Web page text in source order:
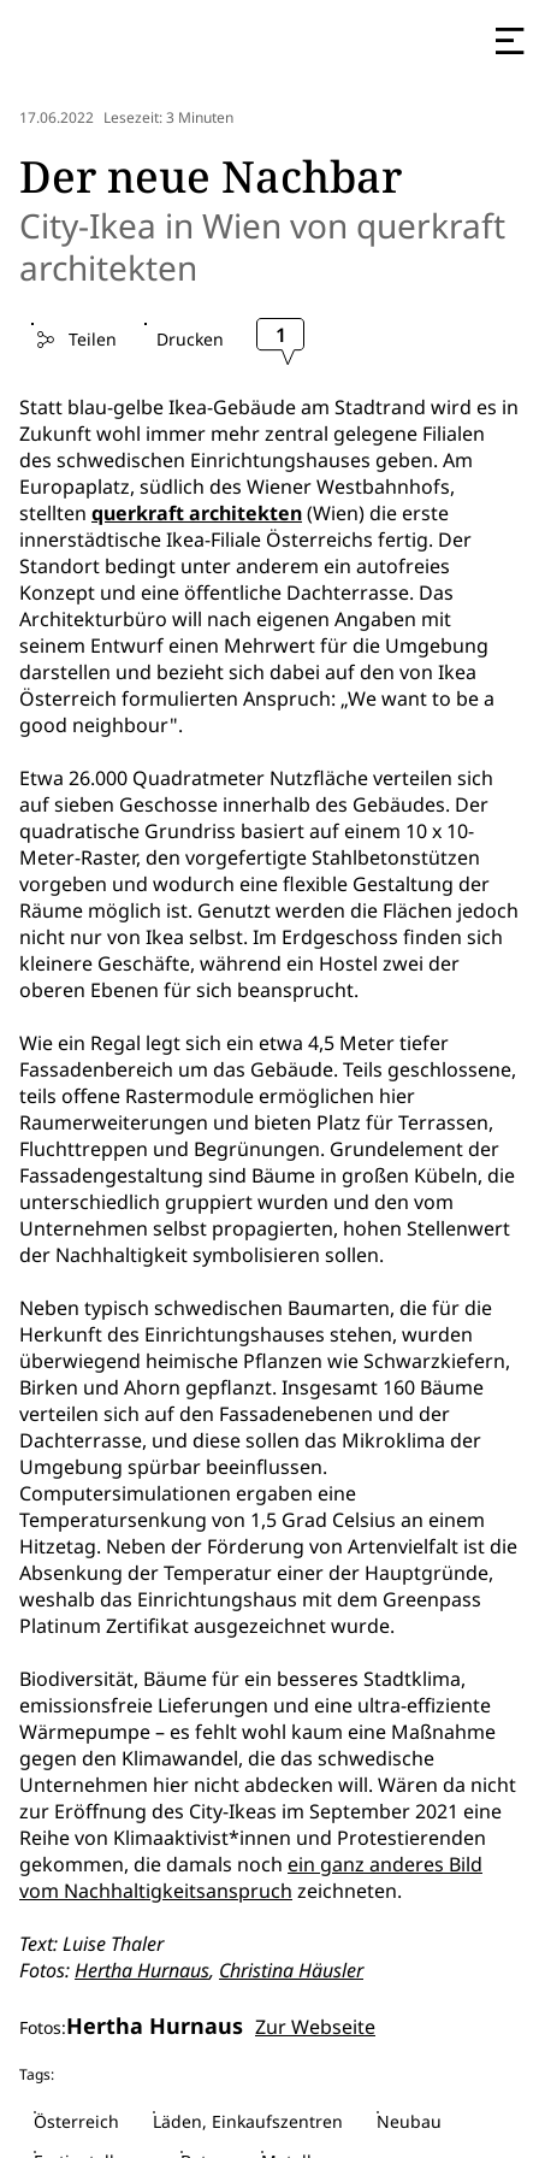
17.06.2022 Lesezeit: 3 Minuten
Der neue Nachbar
City-Ikea in Wien von querkraft
architekten
Teilen Drucken 1
Statt blau-gelbe Ikea-Gebäude am Stadtrand wird es in
Zukunft wohl immer mehr zentral gelegene Filialen
des schwedischen Einrichtungshauses geben. Am
Europaplatz, südlich des Wiener Westbahnhofs,
stellten querkraft architekten(Wien) die erste
innerstädtische Ikea-Filiale Österreichs fertig. Der
Standort bedingt unter anderem ein autofreies
Konzept und eine öffentliche Dachterrasse. Das
Architekturbüro will nach eigenen Angaben mit
seinem Entwurf einen Mehrwert für die Umgebung
darstellen und bezieht sich dabei auf den von Ikea
Österreich formulierten Anspruch: „We want to be a
good neighbour".
Etwa 26.000 Quadratmeter Nutzfläche verteilen sich
auf sieben Geschosse innerhalb des Gebäudes. Der
quadratische Grundriss basiert auf einem 10 x 10-
Meter-Raster, den vorgefertigte Stahlbetonstützen
vorgeben und wodurch eine flexible Gestaltung der
Räume möglich ist. Genutzt werden die Flächen jedoch
nicht nur von Ikea selbst. Im Erdgeschoss finden sich
kleinere Geschäfte, während ein Hostel zwei der
oberen Ebenen für sich beansprucht.
Wie ein Regal legt sich ein etwa 4,5 Meter tiefer
Fassadenbereich um das Gebäude. Teils geschlossene,
teils offene Rastermodule ermöglichen hier
Raumerweiterungen und bieten Platz für Terrassen,
Fluchttreppen und Begrünungen. Grundelement der
Fassadengestaltung sind Bäume in großen Kübeln, die
unterschiedlich gruppiert wurden und den vom
Unternehmen selbst propagierten, hohen Stellenwert
der Nachhaltigkeit symbolisieren sollen.
Neben typisch schwedischen Baumarten, die für die
Herkunft des Einrichtungshauses stehen, wurden
überwiegend heimische Pflanzen wie Schwarzkiefern,
Birken und Ahorn gepflanzt. Insgesamt 160 Bäume
verteilen sich auf den Fassadenebenen und der
Dachterrasse, und diese sollen das Mikroklima der
Umgebung spürbar beeinflussen.
Computersimulationen ergaben eine
Temperatursenkung von 1,5 Grad Celsius an einem
Hitzetag. Neben der Förderung von Artenvielfalt ist die
Absenkung der Temperatur einer der Hauptgründe,
weshalb das Einrichtungshaus mit dem Greenpass
Platinum Zertifikat ausgezeichnet wurde.
Biodiversität, Bäume für ein besseres Stadtklima,
emissionsfreie Lieferungen und eine ultra-effiziente
Wärmepumpe – es fehlt wohl kaum eine Maßnahme
gegen den Klimawandel, die das schwedische
Unternehmen hier nicht abdecken will. Wären da nicht
zur Eröffnung des City-Ikeas im September 2021 eine
Reihe von Klimaaktivist*innen und Protestierenden
gekommen, die damals noch ein ganz anderes Bild
vom Nachhaltigkeitsanspruch zeichneten.
Text: Luise Thaler
Fotos:Hertha Hurnaus, Christina Häusler
Fotos:Hertha Hurnaus Zur Webseite
Tags:
Österreich Läden, Einkaufszentren
Neubau